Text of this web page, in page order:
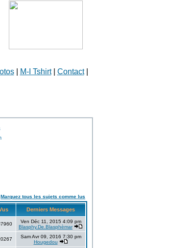
| M-I Tshirt| Contact|
Marquez tous les sujets comme lus
Derniers Messages
Ven Déc 11, 2015 4:09 pm
Blasphy.De.Blasphèmar
Sam Avr 09, 2016 7:30 pm
Hougedou